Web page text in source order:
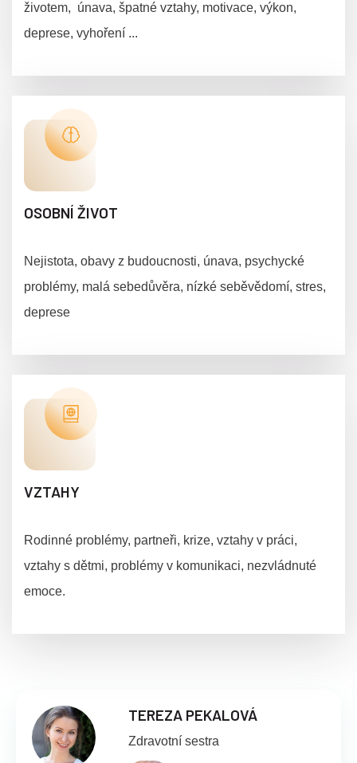
životem, únava, špatné vztahy, motivace, výkon,
deprese, vyhoření ...
OSOBNÍ ŽIVOT
Nejistota, obavy z budoucnosti, únava, psychycké
problémy, malá sebedůvěra, nízké seběvědomí, stres,
deprese
VZTAHY
Rodinné problémy, partneři, krize, vztahy v práci,
vztahy s dětmi, problémy v komunikaci, nezvládnuté
emoce.
TEREZA PEKALOVÁ
Zdravotní sestra